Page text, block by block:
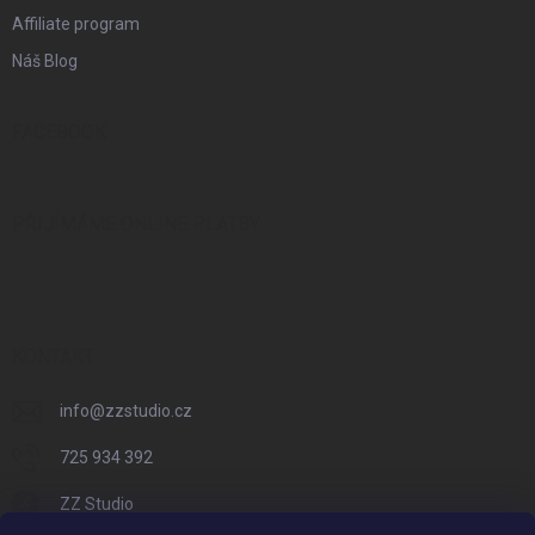
Affiliate program
Náš Blog
info@zzstudio.cz
725 934 392
ZZ Studio